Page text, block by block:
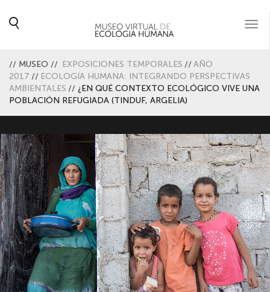
// MUSEO // EXPOSICIONES TEMPORALES // AÑO
2017 // ECOLOGÍA HUMANA: INTEGRANDO PERSPECTIVAS
AMBIENTALES // ¿EN QUÉ CONTEXTO ECOLÓGICO VIVE UNA
POBLACIÓN REFUGIADA (TINDUF, ARGELIA)